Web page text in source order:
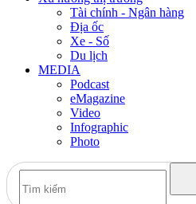
Tài chính - Ngân hàng
Địa ốc
Xe - Số
Du lịch
MEDIA
Podcast
eMagazine
Video
Infographic
Photo